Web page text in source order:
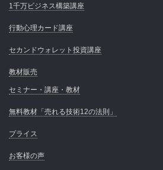
1千万ビジネス構築講座
行動心理カード講座
セカンドウォレット投資講座
教材販売
セミナー・講座・教材
無料教材「売れる技術12の法則」
プライス
お客様の声